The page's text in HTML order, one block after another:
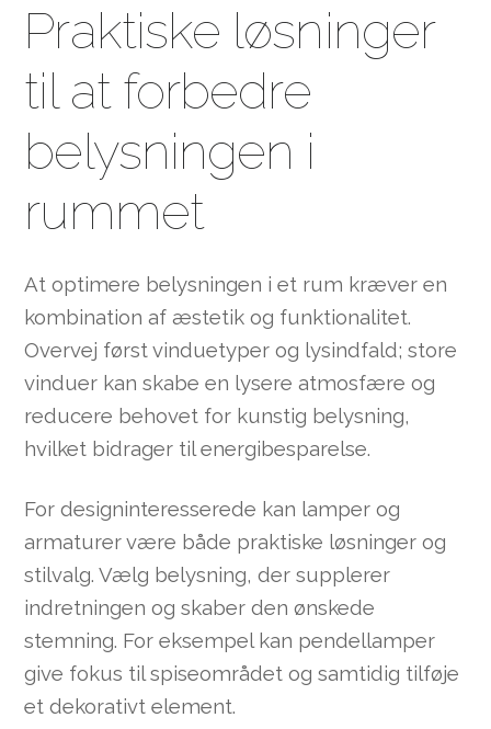
Praktiske løsninger
til at forbedre
belysningen i
rummet
At optimere belysningen i et rum kræver en
kombination af æstetik og funktionalitet.
Overvej først vinduetyper og lysindfald; store
vinduer kan skabe en lysere atmosfære og
reducere behovet for kunstig belysning,
hvilket bidrager til energibesparelse.
For designinteresserede kan lamper og
armaturer være både praktiske løsninger og
stilvalg. Vælg belysning, der supplerer
indretningen og skaber den ønskede
stemning. For eksempel kan pendellamper
give fokus til spiseområdet og samtidig tilføje
et dekorativt element.